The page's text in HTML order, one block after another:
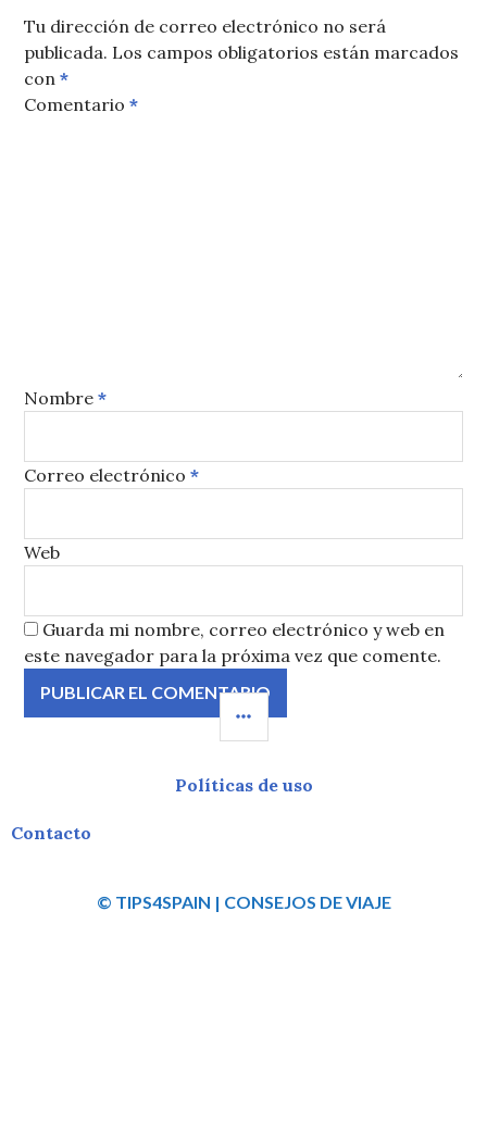
ECIJA
SEÑORIAL,
ESTEPA
LOJA,
Tu dirección de correo electrónico no será
publicada. Los campos obligatorios están marcados
con*
Comentario*
Nombre*
Correo electrónico*
Web
Guarda mi nombre, correo electrónico y web en
este navegador para la próxima vez que comente.
Políticas de uso
Contacto
© TIPS4SPAIN | CONSEJOS DE VIAJE